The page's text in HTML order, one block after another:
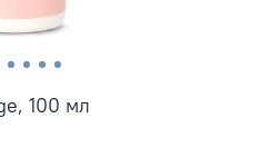
100 мл